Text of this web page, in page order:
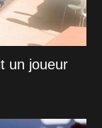
un joueur